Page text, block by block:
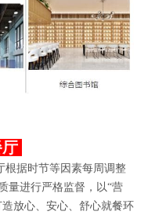
据时节等因素每周调整
量进行严格监督，以“营
放心、安心、舒心就餐环